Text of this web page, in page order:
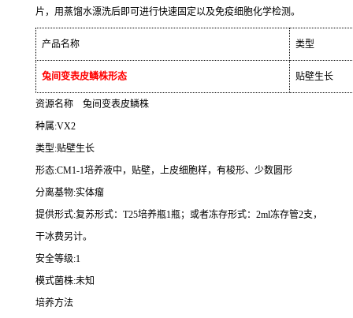
片，用蒸馏水漂洗后即可进行快速固定以及免疫细胞化学检测。
产品名称 类型
兔间变表皮鳞株形态 贴壁生长
资源名称 兔间变表皮鳞株
种属:VX2
类型:贴壁生长
形态:CM1-1培养液中，贴壁，上皮细胞样，有梭形、少数圆形
分离基物:实体瘤
提供形式:复苏形式： T25培养瓶1瓶；或者冻存形式： 2ml冻存管2支，
干冰费另计。
安全等级:1
模式菌株:未知
培养方法